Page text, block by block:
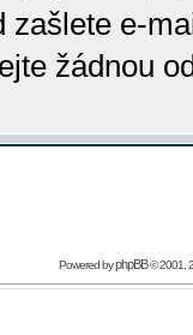
zašlete e-
žádnou
Powered byphpBB© 2001,